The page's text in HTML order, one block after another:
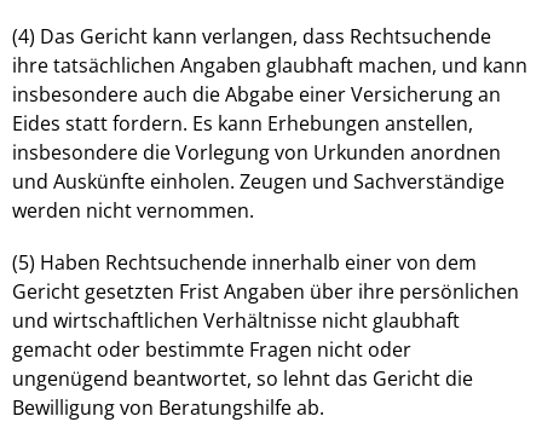
(4) Das Gericht kann verlangen, dass Rechtsuchende
ihre tatsächlichen Angaben glaubhaft machen, und kann
insbesondere auch die Abgabe einer Versicherung an
Eides statt fordern. Es kann Erhebungen anstellen,
insbesondere die Vorlegung von Urkunden anordnen
und Auskünfte einholen. Zeugen und Sachverständige
werden nicht vernommen.
(5) Haben Rechtsuchende innerhalb einer von dem
Gericht gesetzten Frist Angaben über ihre persönlichen
und wirtschaftlichen Verhältnisse nicht glaubhaft
gemacht oder bestimmte Fragen nicht oder
ungenügend beantwortet, so lehnt das Gericht die
Bewilligung von Beratungshilfe ab.